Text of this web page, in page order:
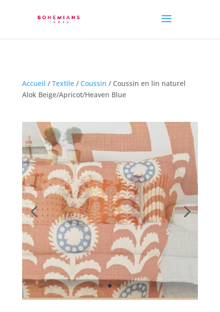
Accueil / Textile/ Coussin / Coussin en lin naturel
Alok Beige/Apricot/Heaven Blue